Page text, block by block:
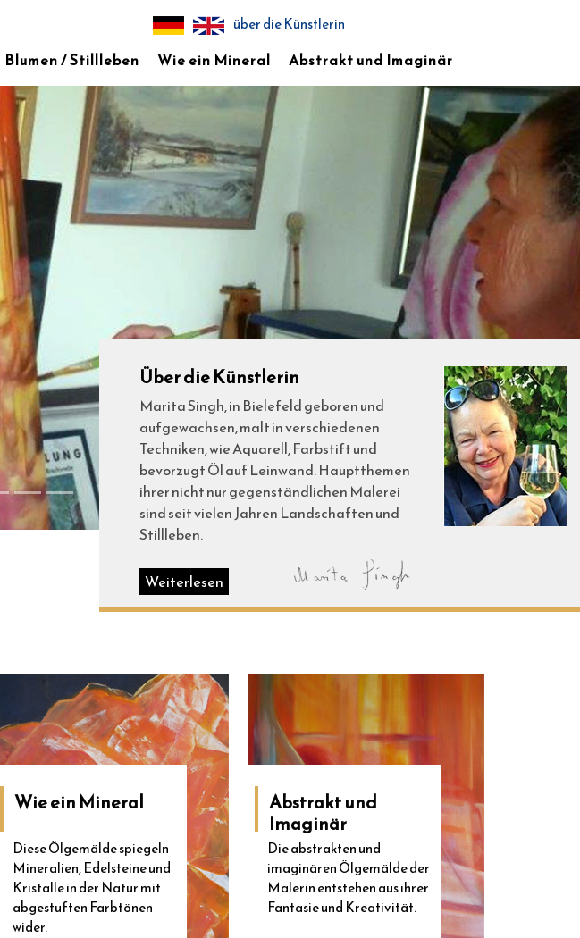
über die Künstlerin
Blumen / Stillleben Wie ein Mineral Abstrakt und Imaginär
Über die Künstlerin
Marita Singh, in Bielefeld geboren und
aufgewachsen, malt in verschiedenen
Techniken, wie Aquarell, Farbstift und
bevorzugt Öl auf Leinwand. Hauptthemen
ihrer nicht nur gegenständlichen Malerei
sind seit vielen Jahren Landschaften und
Stillleben.
Weiterlesen
Wie ein Mineral
Diese Ölgemälde spiegeln
Mineralien, Edelsteine und
Kristalle in der Natur mit
abgestuften Farbtönen
wider.
Abstrakt und
Imaginär
Die abstrakten und
imaginären Ölgemälde der
Malerin entstehen aus ihrer
Fantasie und Kreativität.